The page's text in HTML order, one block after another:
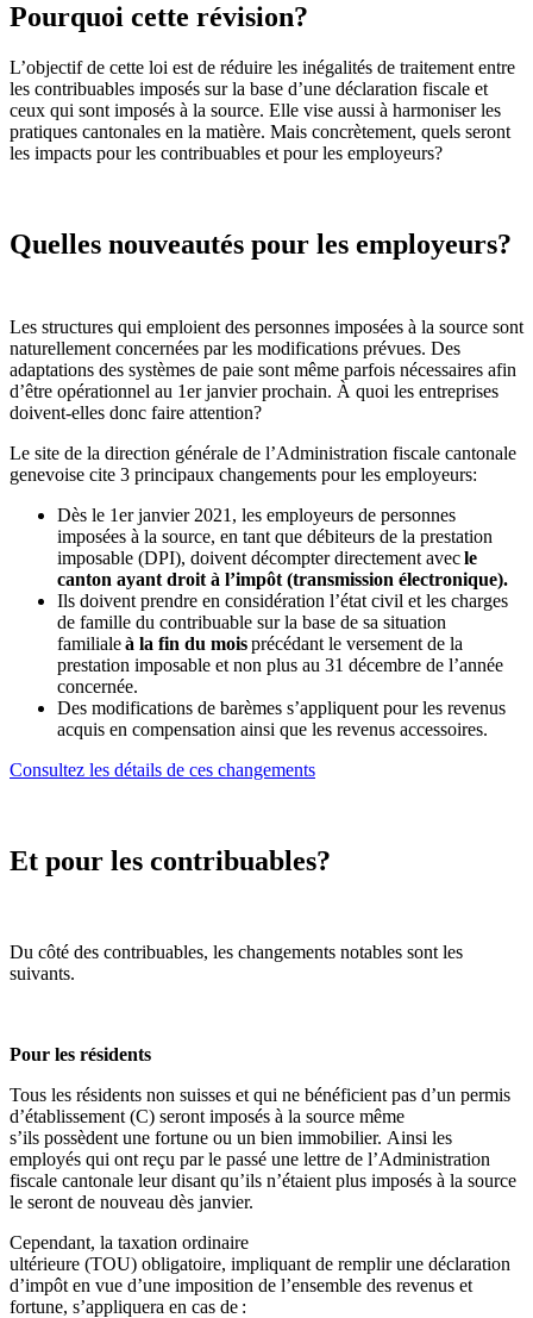
Pourquoi cette révision?
L’objectifde cette loi est de réduire les inégalités de traitement entre
les contribuables imposés sur la base d’une déclaration fiscale et
ceux qui sont imposés à la source. Elle vise aussi à harmoniser les
pratiques cantonales en la matière. Mais concrètement, quels seront
les impacts pour les contribuables et pour les employeurs?
Quelles nouveautés pour les employeurs?
Les structures qui emploient des personnes imposées à la source sont
naturellement concernées par les modifications prévues. Des
adaptations des systèmes de paie sont même parfois nécessaires afin
d’être opérationnel au 1erjanvier prochain. À quoi les entreprises
doivent-elles donc faire attention?
Le site de la direction générale de l’Administration fiscale cantonale
genevoise cite 3 principaux changements pour les employeurs:
Dès le 1er janvier 2021, les employeurs de personnes
imposées à la source, en tant que débiteurs de la prestation
imposable (DPI), doivent décompter directement avecle
canton ayant droit à l’impôt (transmission électronique).
Ils doivent prendre en considération l’état civil et les charges
de famille du contribuable sur la base de sa situation
familialeà la fin du moisprécédant le versement de la
prestation imposable et non plus au 31 décembre de l’année
concernée.
Des modifications de barèmes s’appliquent pour les revenus
acquis en compensation ainsi que les revenus accessoires.
Consultez les détails de ces changements
Et pour les contribuables?
Du côté des contribuables, les changements notables sont les
suivants.
Pour les résidents
Tous les résidents non suisses et qui ne bénéficient pas d’un permis
d’établissement (C) seront imposés à la source même
s’ils possèdent une fortune ou un bien immobilier. Ainsi les
employés qui ont reçu par le passé une lettre de l’Administration
fiscale cantonale leur disant qu’ils n’étaient plus imposés à la source
le seront de nouveau dès janvier.
Cependant, la taxation ordinaire
ultérieure (TOU) obligatoire, impliquant de remplir une déclaration
d’impôt en vue d’une imposition de l’ensemble des revenus et
fortune, s’appliquera en cas de :